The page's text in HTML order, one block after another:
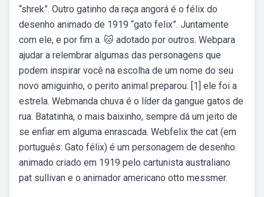
“shrek”. Outro gatinho da raça angorá é o félix do
desenho animado de 1919 “gato felix”. Juntamente
com ele, e por fim a. 🐱 adotado por outros. Webpara
ajudar a relembrar algumas das personagens que
podem inspirar você na escolha de um nome do seu
novo amiguinho, o perito animal preparou. [1] ele foi a
estrela. Webmanda chuva é o líder da gangue gatos de
rua. Batatinha, o mais baixinho, sempre dá um jeito de
se enfiar em alguma enrascada. Webfelix the cat (em
português: Gato félix) é um personagem de desenho
animado criado em 1919 pelo cartunista australiano
pat sullivan e o animador americano otto messmer.